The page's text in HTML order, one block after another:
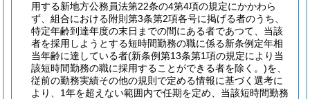
用する新地方公務員法第22条の4第4項の規定にかかわら
ず、組合における附則第3条第2項各号に掲げる者のうち、
特定年齢到達年度の末日までの間にある者であつて、当該
者を採用しようとする短時間勤務の職に係る新条例定年相
当年齢に達している者(新条例第13条第1項の規定により当
該短時間勤務の職に採用することができる者を除く。)を、
従前の勤務実績その他の規則で定める情報に基づく選考に
より、1年を超えない範囲内で任期を定め、当該短時間勤務